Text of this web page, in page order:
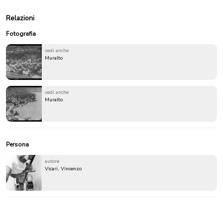
Relazioni
Fotografia
vedi anche
Muralto
vedi anche
Muralto
Persona
autore
Vicari, Vincenzo